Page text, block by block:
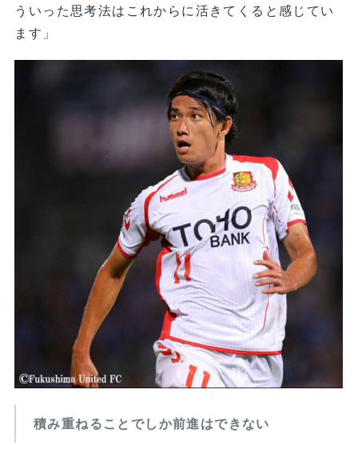
ういった思考法はこれからに活きてくると感じてい
ます」
積み重ねることでしか前進はできない